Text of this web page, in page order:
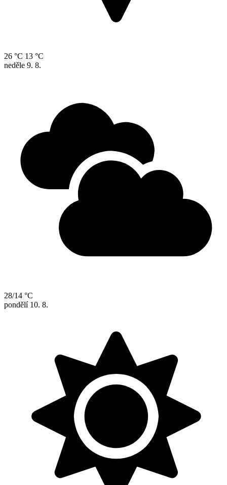
26 °C 13 °C
neděle 9. 8.
28/14 °C
pondělí 10. 8.